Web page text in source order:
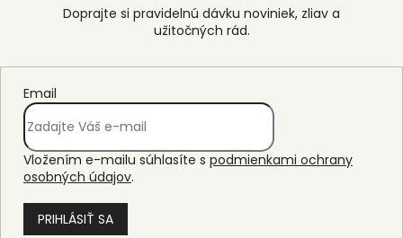
Email
Vložením e-mailu súhlasíte s podmienkami ochrany
osobných údajov.
PRIHLÁSIŤ SA